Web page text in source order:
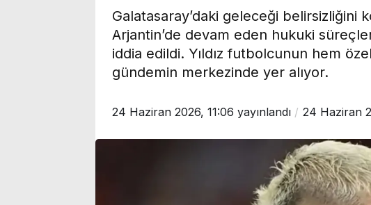
Galatasaray’daki geleceği belirsizliğini
Arjantin’de devam eden hukuki
iddia edildi. Yıldız futbolcunun hem
gündemin merkezinde yer alıyor.
24 Haziran 2026, 11:06 yayınlandı 24 Haziran
komedi, dram ve
Uzmanı uyardı:
Akdeniz’de
yoğunluğu artıyor